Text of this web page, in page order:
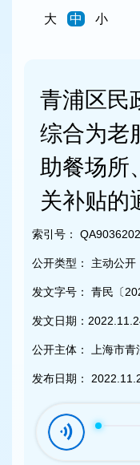
大
中 小
青浦区民
综合为老
助餐场所
关补贴的
索引号：
公开类型： 主动公开
发文字号： 青民〔
发文日期：
公开主体： 上海市青
发布日期：